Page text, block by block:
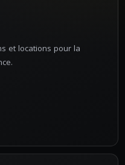
et locations pour la